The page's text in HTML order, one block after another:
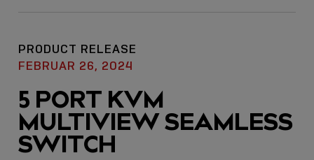
PRODUCT RELEASE
FEBRUAR 26, 2024
5 PORT KVM
MULTIVIEW SEAMLESS
SWITCH